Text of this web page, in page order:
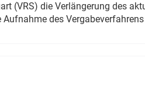
(VRS) die Verlängerung des
des